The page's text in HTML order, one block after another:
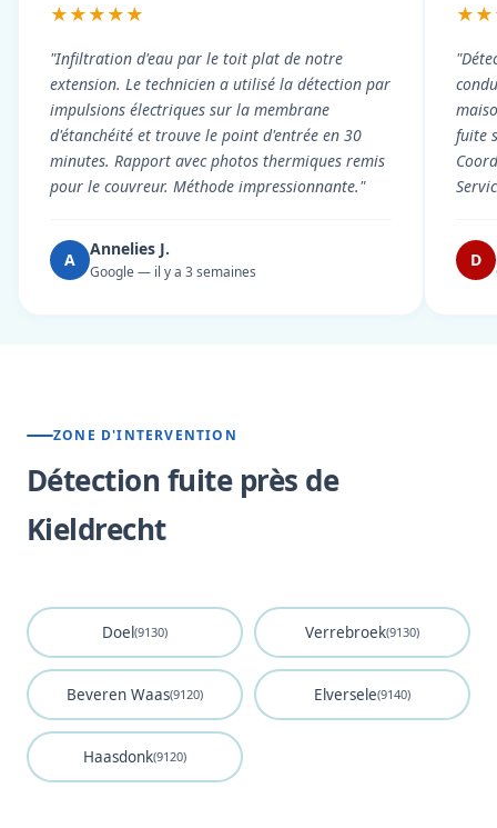
★★★★★
"Infiltration d'eau par le toit plat de notre
extension. Le technicien a utilisé la détection par
impulsions électriques sur la membrane
d'étanchéité et trouve le point d'entrée en 30
minutes. Rapport avec photos thermiques remis
pour le couvreur. Méthode impressionnante."
A
Annelies J.
Google — il y a 3 semaines
fuite
D
ZONE D'INTERVENTION
Détection fuite près de
Kieldrecht
Doel(9130) Verrebroek(9130)
Beveren Waas(9120) Elversele(9140)
Haasdonk(9120)